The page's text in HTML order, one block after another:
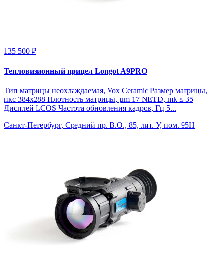
135 500 ₽
Тепловизионный прицел Longot A9PRO
Тип матрицы неохлаждаемая, Vox Ceramic Размер матрицы,
пкс 384x288 Плотность матрицы, µm 17 NETD, mk ≤ 35
Дисплей LCOS Частота обновления кадров, Гц 5...
Санкт-Петербург, Средний пр. В.О., 85, лит. У, пом. 95Н